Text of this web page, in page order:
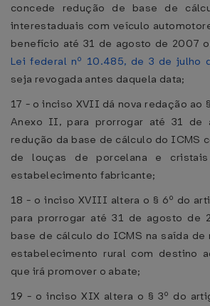
concede redução de base de
interestaduais com veículo
benefício até 31 de agosto de 2007
Lei federal nº 10.485, de 3 de julho
seja revogada antes daquela data;
17 - o inciso XVII dá nova redação ao
Anexo II, para prorrogar até 31 de
redução da base de cálculo do ICMS
de louças de porcelana e
estabelecimento fabricante;
18 - o inciso XVIII altera o § 6º do
para prorrogar até 31 de agosto de
base de cálculo do ICMS na saída
estabelecimento rural com destino
que irá promover o abate;
19 - o inciso XIX altera o § 3º do